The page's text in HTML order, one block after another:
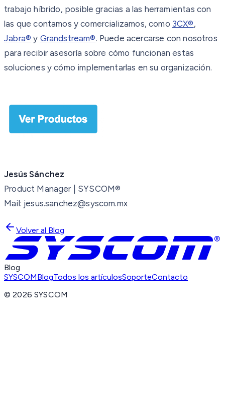
trabajo híbrido, posible gracias a las herramientas con
las que contamos y comercializamos, como 3CX®,
Jabra® y Grandstream®. Puede acercarse con nosotros
para recibir asesoría sobre cómo funcionan estas
soluciones y cómo implementarlas en su organización.
Jesús Sánchez
Product Manager | SYSCOM®
Mail: jesus.sanchez@syscom.mx
Volver al Blog
Blog
SYSCOMBlogTodos los artículosSoporteContacto
©2026 SYSCOM